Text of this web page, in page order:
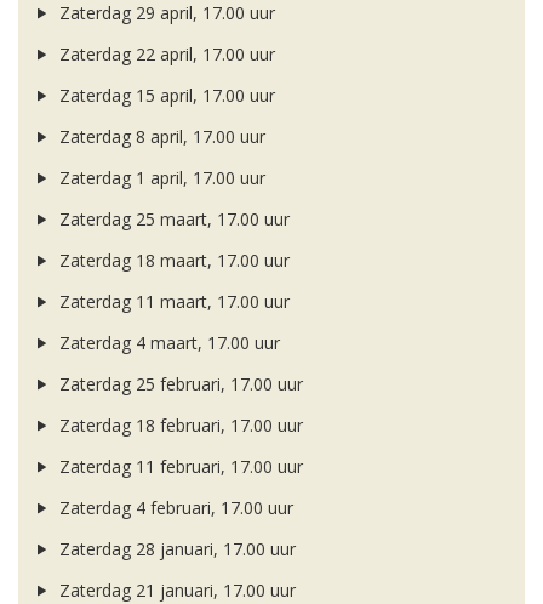
Zaterdag 29 april, 17.00 uur
Zaterdag 22 april, 17.00 uur
Zaterdag 15 april, 17.00 uur
Zaterdag 8 april, 17.00 uur
Zaterdag 1 april, 17.00 uur
Zaterdag 25 maart, 17.00 uur
Zaterdag 18 maart, 17.00 uur
Zaterdag 11 maart, 17.00 uur
Zaterdag 4 maart, 17.00 uur
Zaterdag 25 februari, 17.00 uur
Zaterdag 18 februari, 17.00 uur
Zaterdag 11 februari, 17.00 uur
Zaterdag 4 februari, 17.00 uur
Zaterdag 28 januari, 17.00 uur
Zaterdag 21 januari, 17.00 uur